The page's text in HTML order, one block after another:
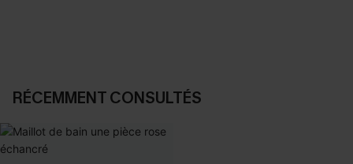
RÉCEMMENT CONSULTÉS